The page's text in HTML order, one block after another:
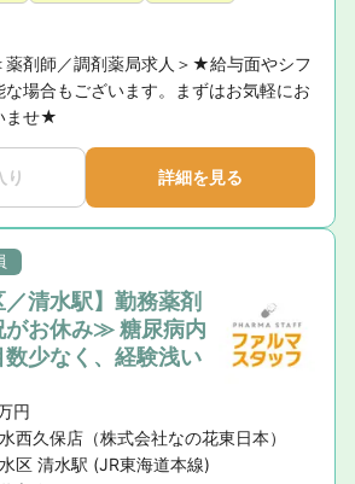
薬剤師／調剤薬局求人＞★給与面やシフ
な場合もございます。まずはお気軽にお
ませ★
り 詳細を見る
／清水駅】勤務薬剤
お休み≫ 糖尿病内
少なく、経験浅い
円
久保店（株式会社なの花東日本）
区 清水駅 (JR東海道本線)